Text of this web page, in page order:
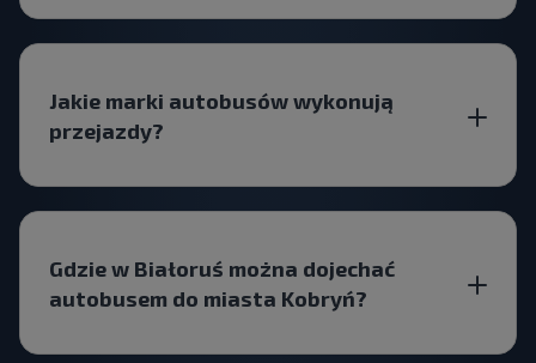
Jakie marki autobusów wykonują
przejazdy?
Gdzie w Białoruś można dojechać
autobusem do miasta Kobryń?